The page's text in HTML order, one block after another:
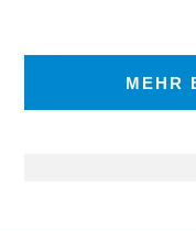
MEHR